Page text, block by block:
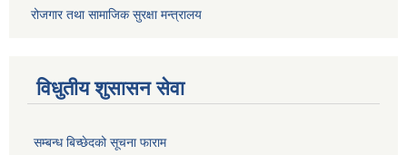
रोजगार तथा सामाजिक सुरक्षा मन्त्रालय
विधुतीय शुसासन सेवा
सम्बन्ध बिच्छेदको सूचना फाराम